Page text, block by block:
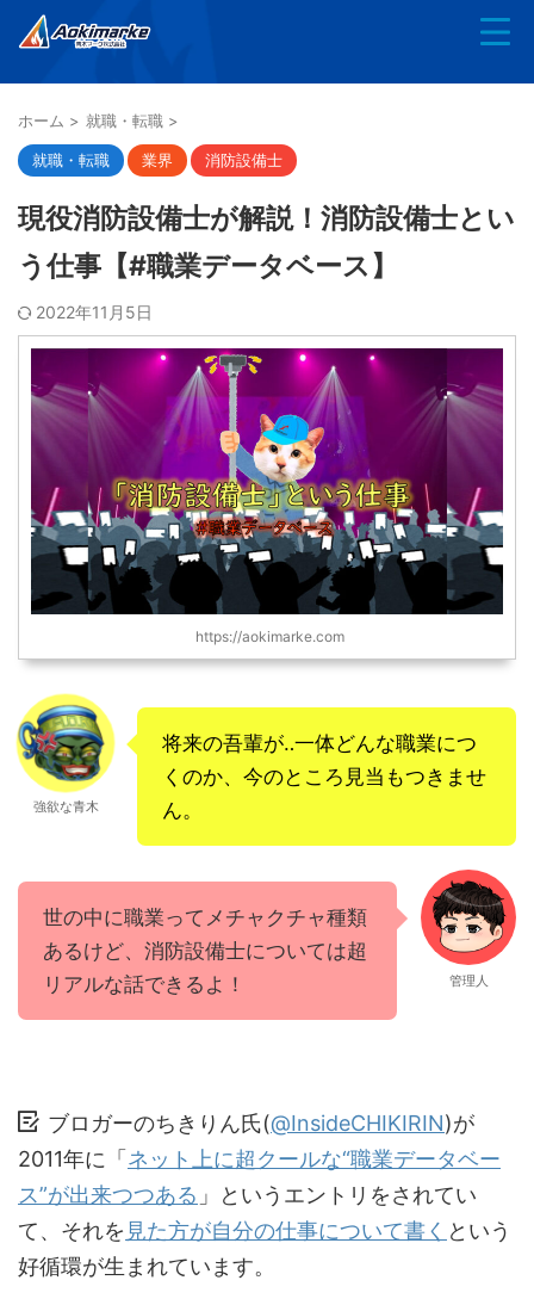
ホーム > 就職・転職 >
就職・転職 業界 消防設備士
現役消防設備士が解説！消防設備士とい
う仕事【#職業データベース】
2022年11月5日
https://aokimarke.com
強欲な青木
将来の吾輩が‥一体どんな職業につ
くのか、今のところ見当もつきませ
ん。
世の中に職業ってメチャクチャ種類
あるけど、消防設備士については超
リアルな話できるよ！
管理人
ブロガーのちきりん氏(@InsideCHIKIRIN)が
2011年に「ネット上に超クールな“職業データベー
ス”が出来つつある 」というエントリをされてい
て、それを 見た方が自分の仕事について書く という
好循環が生まれています。